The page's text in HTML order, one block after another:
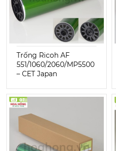
Trống Ricoh AF
551/1060/2060/MP5500
– CET Japan